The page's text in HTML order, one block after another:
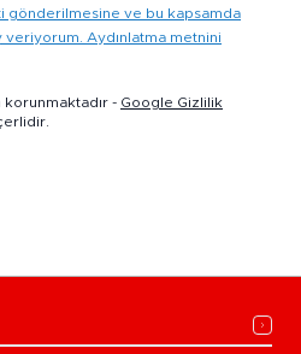
gönderilmesine ve bu kapsamda
Aydınlatma metnini
korunmaktadır - Google Gizlilik